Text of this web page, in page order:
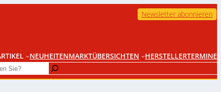
Newsletter abonnieren
NEUHEITENMARKTÜBERSICHTEN HERSTELLERTERMINE